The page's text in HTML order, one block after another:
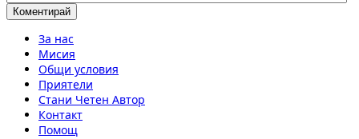
За нас
Мисия
Общи условия
Приятели
Стани Четен Автор
Контакт
Помощ